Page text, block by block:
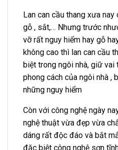
Lan can cầu thang xưa
gỗ , sắt,… Nhưng trước
vỡ rất nguy hiểm hay gỗ
không cao thì lan can cầu
biệt trong ngôi nhà, giữ
phong cách của ngôi nhà ,
những nguy hiểm
Còn với công nghệ ngày
nghệ thuật vừa đẹp vừa
dáng rất độc đáo và bắt
đặc biệt công nghệ sơn